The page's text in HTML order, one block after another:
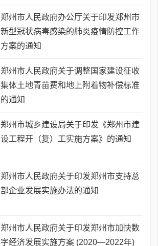
郑州市人民政府办公厅关于印发郑州市
新型冠状病毒感染的肺炎疫情防控工作
方案的通知
郑州市人民政府关于调整国家建设征收
集体土地青苗费和地上附着物补偿标准
的通知
郑州市城乡建设局关于印发《郑州市建
设工程开（复）工实施方案》的通知
郑州市人民政府关于印发郑州市支持总
部企业发展实施办法的通知
郑州市人民政府关于印发郑州市加快数
字经济发展实施方案 (2020—2022年)